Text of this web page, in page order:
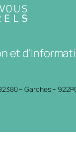
et
– Garches –